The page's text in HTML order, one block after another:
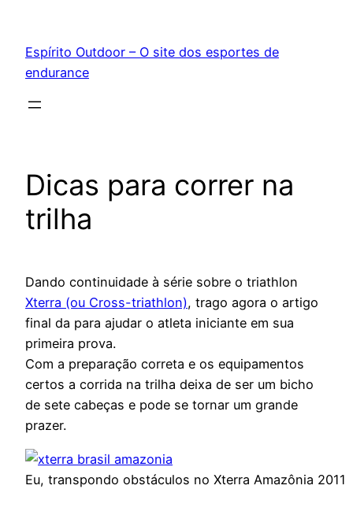
conteúdo
Espírito Outdoor – O site dos esportes de
endurance
Dicas para correr na
trilha
Dando continuidade à série sobre o triathlon
Xterra (ou Cross-triathlon), trago agora o artigo
final da para ajudar o atleta iniciante em sua
primeira prova.
Com a preparação correta e os equipamentos
certos a corrida na trilha deixa de ser um bicho
de sete cabeças e pode se tornar um grande
prazer.
Eu, transpondo obstáculos no Xterra Amazônia 2011